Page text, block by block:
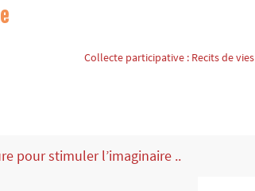
Collecte participative : Recits de vies
pour stimuler l’imaginaire ..